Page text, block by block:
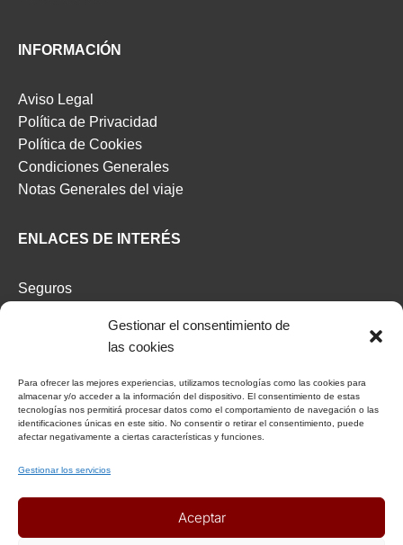
Gestionar el consentimiento de
las cookies
Para ofrecer las mejores experiencias, utilizamos tecnologías como las cookies para
almacenar y/o acceder a la información del dispositivo. El consentimiento de estas
tecnologías nos permitirá procesar datos como el comportamiento de navegación o las
identificaciones únicas en este sitio. No consentir o retirar el consentimiento, puede
afectar negativamente a ciertas características y funciones.
Gestionar los servicios
Aceptar
INFORMACIÓN
Aviso Legal
Política de Privacidad
Política de Cookies
Condiciones Generales
Notas Generales del viaje
ENLACES DE INTERÉS
Seguros
Afiliat Agència Catalana de Turisme
Declaración responsable Viajeros Singles by Himba